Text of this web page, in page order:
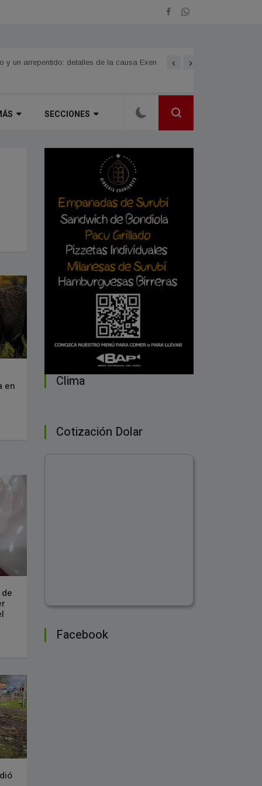
y un arrepentido: detalles de la causa Exen
Grande LOMAS DE VALLEJO
‹ ›
SECCIONES
en Clima
Cotización Dolar
Facebook